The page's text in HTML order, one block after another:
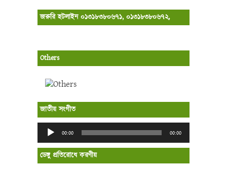
জরুরি হটলাইন ০১৩১৮৩৮০৬৭১, ০১৩১৮৩৮০৬৭২,
Others
জাতীয় সংগীত
Audio
Player
00:00 00:00
ডেঙ্গু প্রতিরোধে করণীয়